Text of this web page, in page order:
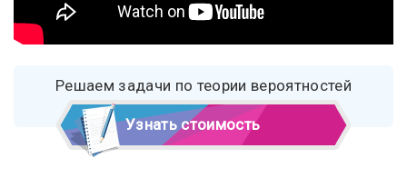
Решаем задачи по теории вероятностей
Узнать стоимость